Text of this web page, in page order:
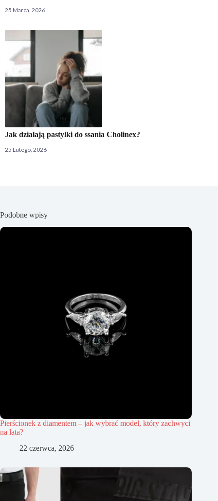
25 Marca, 2026
Jak działają pastylki do ssania Cholinex?
25 Lutego, 2026
Podobne wpisy
Pierścionek z diamentem – jak wybrać model, który zachwyci
na lata?
22 czerwca, 2026